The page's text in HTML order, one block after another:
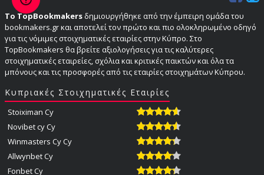
Το TopBookmakers δημιουργήθηκε από την έμπειρη ομάδα του
bookmakers.gr και αποτελεί τον πρώτο και πιο ολοκληρωμένο οδηγό
για τις νόμιμες στοιχηματικές εταιρίες στην Κύπρο. Στο
TopBookmakers θα βρείτε αξιολογήσεις για τις καλύτερες
στοιχηματικές εταιρείες, σχόλια και κριτικές παικτών και όλα τα
μπόνους και τις προσφορές από τις εταιρίες στοιχημάτων Κύπρου.
Κυπριακές Στοιχηματικές Εταιρίες
Stoiximan Cy
Novibet cy Cy
Winmasters Cy Cy
Allwynbet Cy
Fonbet Cy